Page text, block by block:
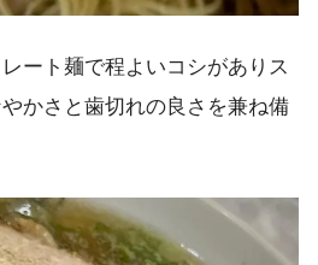
ート麺で程よいコシがありス
かさと歯切れの良さを兼ね備